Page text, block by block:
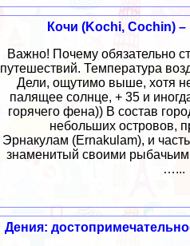
Кочи (Kochi, Cochin)
Важно! Почему обязательно
путешествий. Температура
Дели, ощутимо выше, хотя
палящее солнце, + 35 и
горячего фена)) В состав
небольших островов,
Эрнакулам (Ernakulam), и
знаменитый своими
…...
Дения: